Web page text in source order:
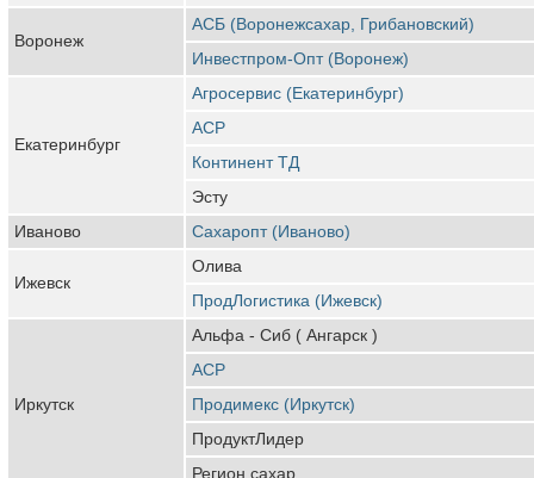
Воронеж
АСБ (Воронежсахар, Грибановский)
Инвестпром-Опт (Воронеж)
Екатеринбург
Агросервис (Екатеринбург)
АСР
Континент ТД
Эсту
Иваново
Сахаропт (Иваново)
Ижевск
Олива
ПродЛогистика (Ижевск)
Иркутск
Альфа - Сиб ( Ангарск )
АСР
Продимекс (Иркутск)
ПродуктЛидер
Регион сахар